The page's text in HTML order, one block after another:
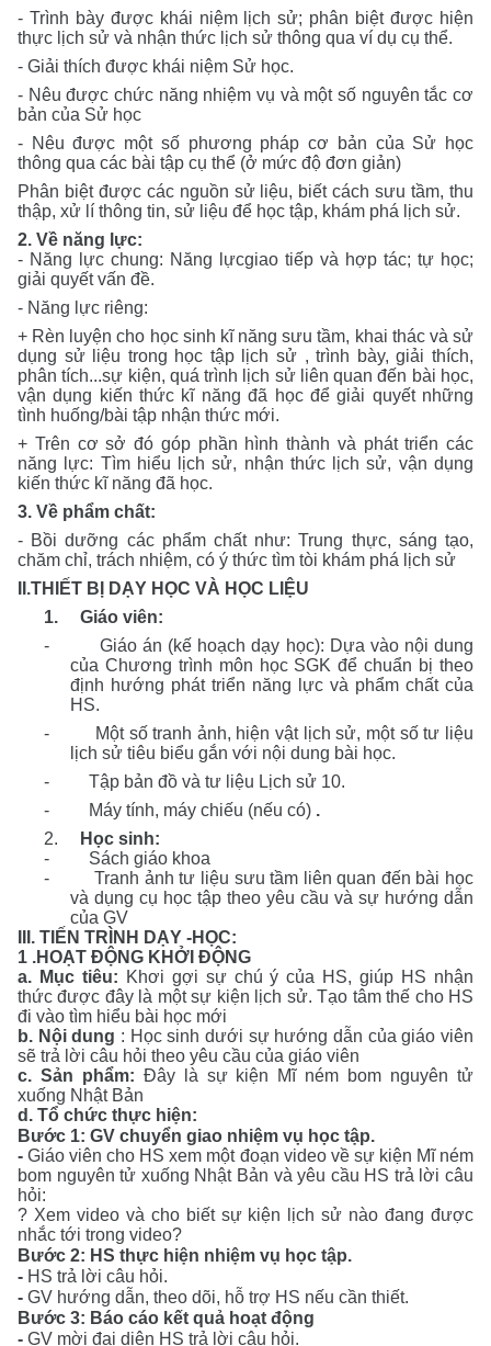
- Trình bày được khái niệm lịch sử; phân biệt được hiện
thực lịch sử và nhận thức lịch sử thông qua ví dụ cụ thể.
- Giải thích được khái niệm Sử học.
- Nêu được chức năng nhiệm vụ và một số nguyên tắc cơ
bản của Sử học
- Nêu được một số phương pháp cơ bản của Sử học
thông qua các bài tập cụ thể (ở mức độ đơn giản)
Phân biệt được các nguồn sử liệu, biết cách sưu tầm, thu
thập, xử lí thông tin, sử liệu để học tập, khám phá lịch sử.
2. Về năng lực:
- Năng lực chung: Năng lựcgiao tiếp và hợp tác; tự học;
giải quyết vấn đề.
- Năng lực riêng:
+ Rèn luyện cho học sinh kĩ năngsưu tầm, khai thác và sử
dụng sử liệu trong học tập lịch sử , trình bày, giải thích,
phân tích...sự kiện, quá trình lịch sử liên quan đến bài học,
vận dụng kiến thức kĩ năng đã học để giải quyết những
tình huống/bài tập nhận thức mới.
+ Trên cơ sở đó góp phần hình thành và phát triển các
năng lực: Tìm hiểu lịch sử, nhận thức lịch sử, vận dụng
kiến thức kĩ năng đã học.
3. Về phẩm chất:
- Bồi dưỡng các phẩm chất như: Trung thực, sáng tạo,
chăm chỉ, trách nhiệm, có ý thức tìm tòi khám phá lịch sử
II.THIẾT BỊ DẠY HỌC VÀ HỌC LIỆU
1.
Giáo viên:
-
Giáo án (kế hoạch dạy học): Dựa vào nội dung
của Chương trình môn học SGK để chuẩn bị theo
định hướng phát triển năng lực và phẩm chất của
HS.
-
Một số tranh ảnh, hiện vật lịch sử, một số tư liệu
lịch sử tiêu biểu gắn với nội dung bài học.
-
Tập bản đồ và tư liệu Lịch sử 10.
-
Máy tính, máy chiếu (nếu có) .
2.
Học sinh:
-
Sách giáo khoa
-
Tranh ảnh tư liệu sưu tầm liên quan đến bài học
và dụng cụ học tập theo yêu cầu và sự hướng dẫn
của GV
III. TIẾN TRÌNH DẠY -HỌC:
1 .HOẠT ĐỘNG KHỞI ĐỘNG
a. Mục tiêu: Khơi gợi sự chú ý của HS, giúp HS nhận
thức được đây là một sự kiện lịch sử. Tạo tâm thế cho HS
đi vào tìm hiểu bài học mới
b. Nội dung : Học sinh dưới sự hướng dẫn của giáo viên
sẽ trả lời câu hỏi theo yêu cầu của giáo viên
c. Sản phẩm: Đây là sự kiện Mĩ ném bom nguyên tử
xuống Nhật Bản
d. Tổ chức thực hiện:
Bước 1: GV chuyển giao nhiệm vụ học tập.
-Giáo viên cho HS xem một đoạn video về sự kiện Mĩ ném
bom nguyên tử xuống Nhật Bản và yêu cầu HS trả lời câu
hỏi:
? Xem video và cho biếtsự kiện lịch sử nào đang được
nhắc tới trong video?
Bước 2: HS thực hiện nhiệm vụ học tập.
- HS trả lời câu hỏi.
- GV hướng dẫn, theo dõi, hỗ trợ HS nếu cần thiết.
Bước 3: Báo cáo kết quả hoạt động
- GV mời đại diện HS trả lời câu hỏi.